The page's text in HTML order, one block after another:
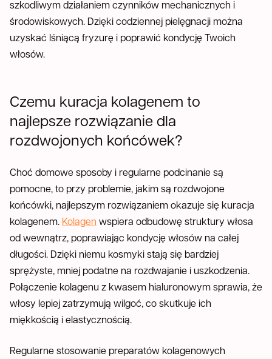
szkodliwym działaniem czynników mechanicznych i
środowiskowych. Dzięki codziennej pielęgnacji można
uzyskać lśniącą fryzurę i poprawić kondycję Twoich
włosów.
Czemu kuracja kolagenem to
najlepsze rozwiązanie dla
rozdwojonych końcówek?
Choć domowe sposoby i regularne podcinanie są
pomocne, to przy problemie, jakim są rozdwojone
końcówki, najlepszym rozwiązaniem okazuje się kuracja
kolagenem. Kolagen wspiera odbudowę struktury włosa
od wewnątrz, poprawiając kondycję włosów na całej
długości. Dzięki niemu kosmyki stają się bardziej
sprężyste, mniej podatne na rozdwajanie i uszkodzenia.
Połączenie kolagenu z kwasem hialuronowym sprawia, że
włosy lepiej zatrzymują wilgoć, co skutkuje ich
miękkością i elastycznością.
Regularne stosowanie preparatów kolagenowych